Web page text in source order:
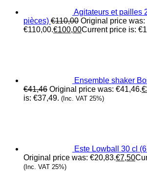
Agitateurs et pailles
pièces) €110,00 Original price was:
€110,00.€100,00Current price is:
Ensemble shaker
€41,46 Original price was: €41,46.€
is: €37,49. (Inc. VAT 25%)
Este Lowball 30 cl
Original price was: €20,83.€7,50
(Inc. VAT 25%)